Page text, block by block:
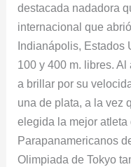
destacada nadadora
internacional que
Indianápolis, Estados
100 y 400 m. libres.
a brillar por su
una de plata, a la vez
elegida la mejor atleta
Parapanamericanos
Olimpiada de Tokyo